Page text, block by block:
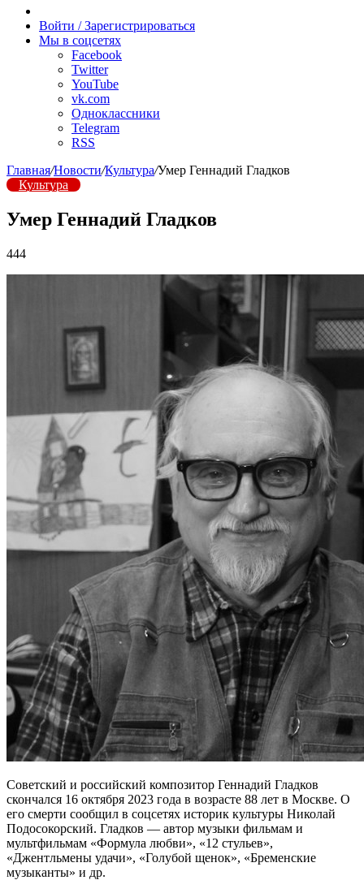
радио
Войти / Зарегистрироваться
Мы в соцсетях
Facebook
Twitter
YouTube
vk.com
Одноклассники
Telegram
RSS
Главная/Новости/Культура/Умер Геннадий Гладков
Культура
Умер Геннадий Гладков
444
Советский и российский композитор Геннадий Гладков
скончался 16 октября 2023 года в возрасте 88 лет в Москве. О
его смерти сообщил в соцсетях историк культуры Николай
Подосокорский. Гладков — автор музыки фильмам и
мультфильмам «Формула любви», «12 стульев»,
«Джентльмены удачи», «Голубой щенок», «Бременские
музыканты» и др.